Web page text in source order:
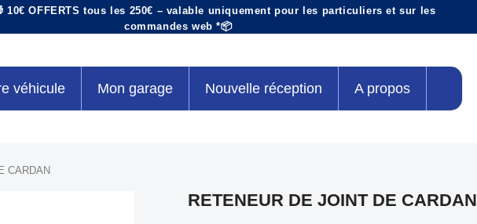
10€ OFFERTS tous les 250€ – valable uniquement pour les particuliers et sur les
commandes web *📦
véhicule Mon garage Nouvelle réception A propos
CARDAN
RETENEUR DE JOINT DE CARDAN